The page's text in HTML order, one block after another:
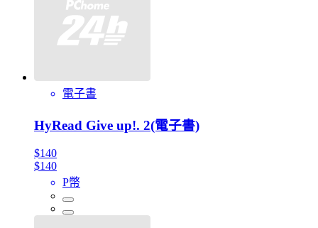
電子書
HyRead Give up!. 2(電子書)
$140
$140
P幣